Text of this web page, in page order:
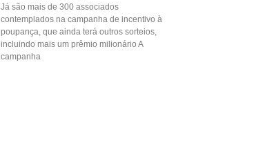
Já são mais de 300 associados
contemplados na campanha de incentivo à
poupança, que ainda terá outros sorteios,
incluindo mais um prêmio milionário A
campanha